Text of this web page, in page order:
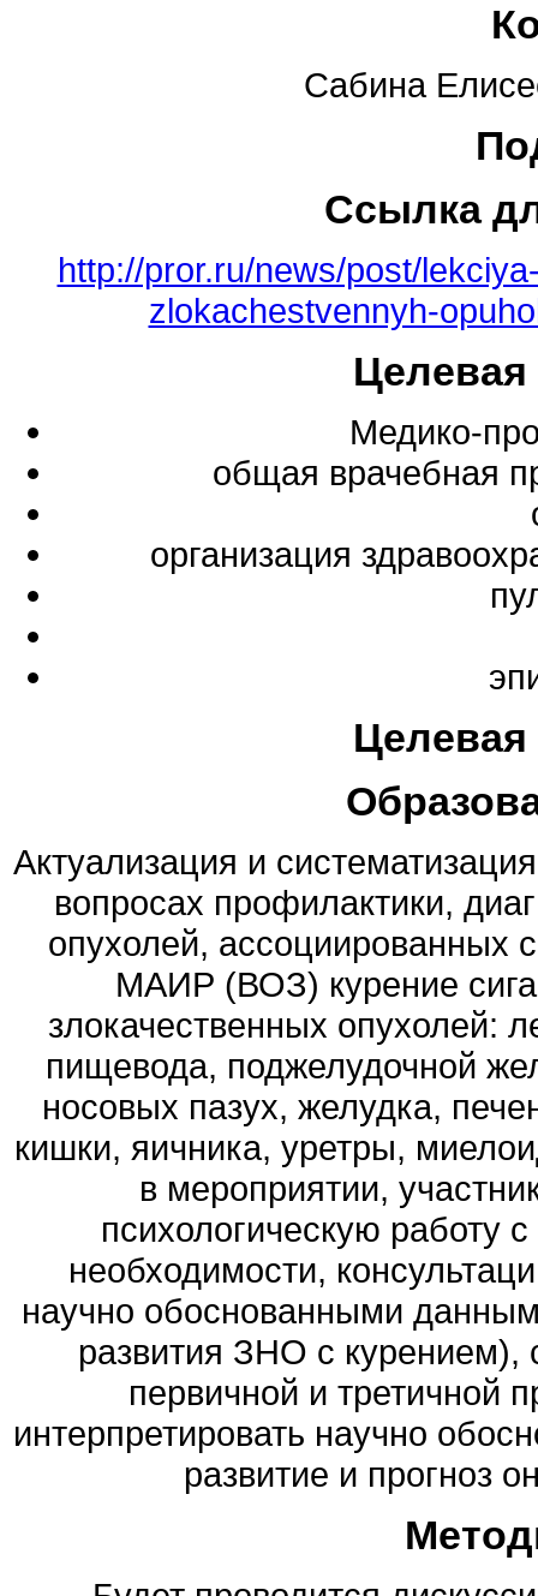
Сабина
Ссылка
http://pror.ru/news/post/
zlokachestvennyh-
Медико-
общая врачебная
организация
Актуализация и
вопросах профилактики,
опухолей, ассоциированных
МАИР (ВОЗ) курение
злокачественных опухолей:
пищевода, поджелудочной
носовых пазух, желудка,
кишки, яичника, уретры,
в мероприятии,
психологическую работу
необходимости,
научно обоснованными
развития ЗНО с курением),
первичной и третичной
интерпретировать научно
развитие и прогноз